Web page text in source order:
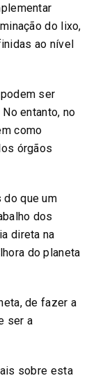
do lixo,
ao nível
ser
entanto, no
como
órgãos
que um
dos
direta na
do planeta
de fazer a
ser a
sobre esta